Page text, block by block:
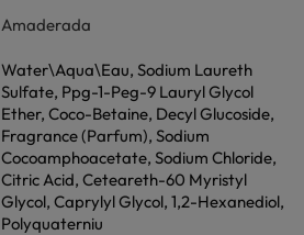
Amaderada
Water\Aqua\Eau, Sodium Laureth
Sulfate, Ppg-1-Peg-9 Lauryl Glycol
Ether, Coco-Betaine, Decyl Glucoside,
Fragrance (Parfum), Sodium
Cocoamphoacetate, Sodium Chloride,
Citric Acid, Ceteareth-60 Myristyl
Glycol, Caprylyl Glycol, 1,2-Hexanediol,
Polyquaterniu